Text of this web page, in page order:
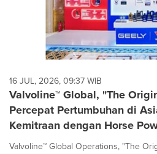
16 JUL, 2026, 09:37 WIB
Valvoline™ Global, "The
Percepat Pertumbuhan di
Kemitraan dengan Horse
Valvoline™ Global Operations, "The